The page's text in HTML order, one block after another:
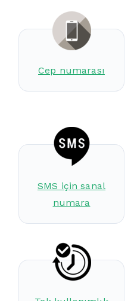
Cep numarası
SMS için sanal
numara